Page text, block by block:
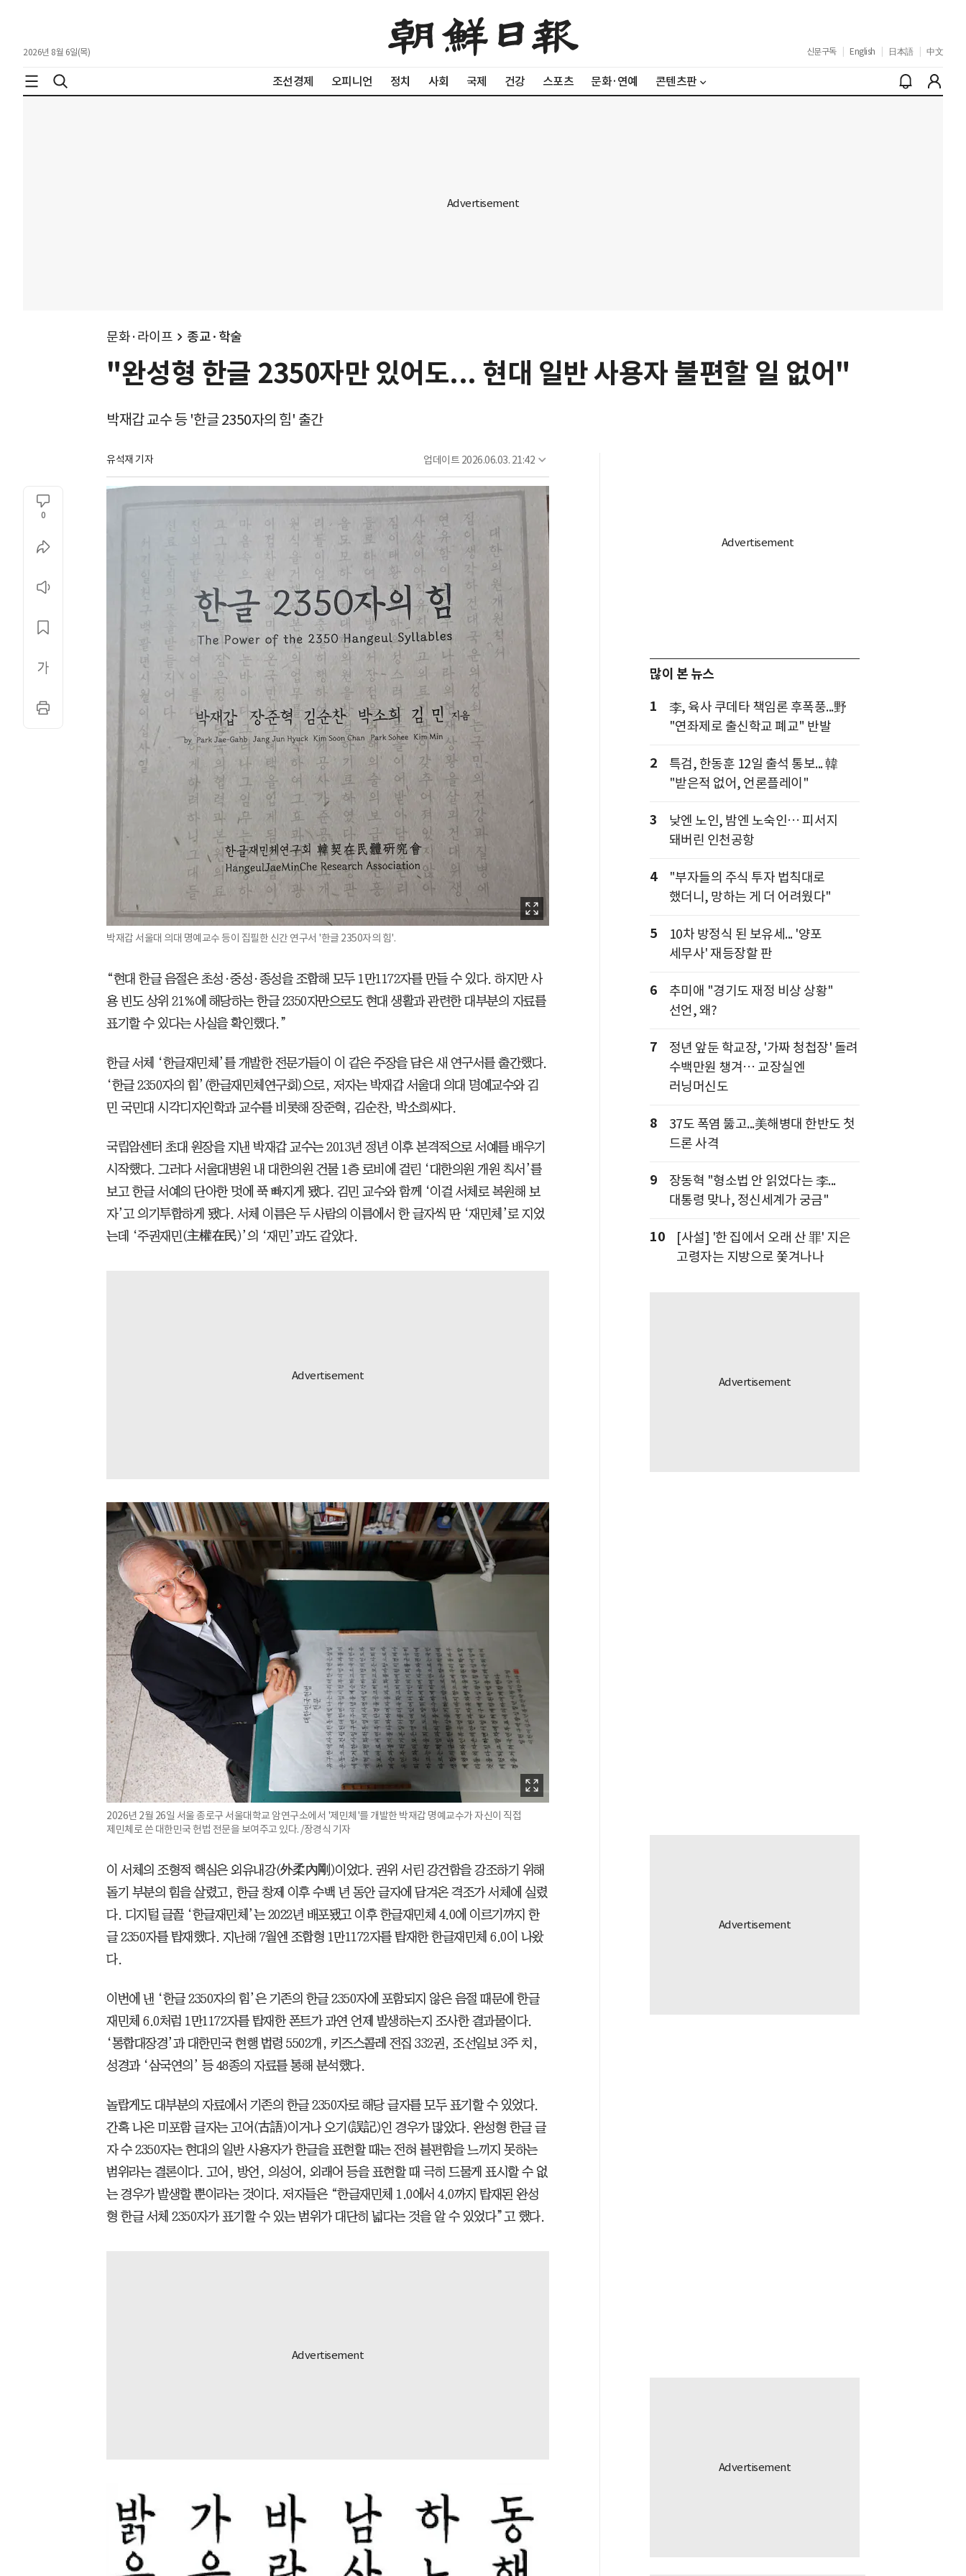
2026년 8월 6일(목) 신문구독 English 日本語 中文
조선경제 오피니언 정치 사회 국제 건강 스포츠 문화·연예 콘텐츠판
문화·라이프 종교·학술
"완성형 한글 2350자만 있어도... 현대 일반 사용자 불편할 일 없어"
박재갑 교수 등 '한글 2350자의 힘' 출간
유석재 기자 업데이트 2026.06.03. 21:42
0
박재갑 서울대 의대 명예교수 등이 집필한 신간 연구서 '한글 2350자의 힘'.
“현대 한글 음절은 초성·중성·종성을 조합해 모두 1만1172자를 만들 수 있다. 하지만 사
용 빈도 상위 21%에 해당하는 한글 2350자만으로도 현대 생활과 관련한 대부분의 자료를
표기할 수 있다는 사실을 확인했다.”
한글 서체 ‘한글재민체’를 개발한 전문가들이 이 같은 주장을 담은 새 연구서를 출간했다.
‘한글 2350자의 힘’(한글재민체연구회)으로, 저자는 박재갑 서울대 의대 명예교수와 김
민 국민대 시각디자인학과 교수를 비롯해 장준혁, 김순찬, 박소희씨다.
국립암센터 초대 원장을 지낸 박재갑 교수는 2013년 정년 이후 본격적으로 서예를 배우기
시작했다. 그러다 서울대병원 내 대한의원 건물 1층 로비에 걸린 ‘대한의원 개원 칙서’를
보고 한글 서예의 단아한 멋에 푹 빠지게 됐다. 김민 교수와 함께 ‘이걸 서체로 복원해 보
자’고 의기투합하게 됐다. 서체 이름은 두 사람의 이름에서 한 글자씩 딴 ‘재민체’로 지었
는데 ‘주권재민(主權在民)’의 ‘재민’과도 같았다.
2026년 2월 26일 서울 종로구 서울대학교 암연구소에서 '제민체'를 개발한 박재갑 명예교수가 자신이 직접
제민체로 쓴 대한민국 헌법 전문을 보여주고 있다. /장경식 기자
이 서체의 조형적 핵심은 외유내강(外柔內剛)이었다. 권위 서린 강건함을 강조하기 위해
돌기 부분의 힘을 살렸고, 한글 창제 이후 수백 년 동안 글자에 담겨온 격조가 서체에 실렸
다. 디지털 글꼴 ‘한글재민체’는 2022년 배포됐고 이후 한글재민체 4.0에 이르기까지 한
글 2350자를 탑재했다. 지난해 7월엔 조합형 1만1172자를 탑재한 한글재민체 6.0이 나왔
다.
이번에 낸 ‘한글 2350자의 힘’은 기존의 한글 2350자에 포함되지 않은 음절 때문에 한글
재민체 6.0처럼 1만1172자를 탑재한 폰트가 과연 언제 발생하는지 조사한 결과물이다.
‘통합대장경’과 대한민국 현행 법령 5502개, 키즈스콜레 전집 332권, 조선일보 3주 치,
성경과 ‘삼국연의’ 등 48종의 자료를 통해 분석했다.
놀랍게도 대부분의 자료에서 기존의 한글 2350자로 해당 글자를 모두 표기할 수 있었다.
간혹 나온 미포함 글자는 고어(古語)이거나 오기(誤記)인 경우가 많았다. 완성형 한글 글
자 수 2350자는 현대의 일반 사용자가 한글을 표현할 때는 전혀 불편함을 느끼지 못하는
범위라는 결론이다. 고어, 방언, 의성어, 외래어 등을 표현할 때 극히 드물게 표시할 수 없
는 경우가 발생할 뿐이라는 것이다. 저자들은 “한글재민체 1.0에서 4.0까지 탑재된 완성
형 한글 서체 2350자가 표기할 수 있는 범위가 대단히 넓다는 것을 알 수 있었다”고 했다.
많이 본 뉴스
1
李, 육사 쿠데타 책임론 후폭풍...野
"연좌제로 출신학교 폐교" 반발
2
특검, 한동훈 12일 출석 통보... 韓
"받은적 없어, 언론플레이"
3
낮엔 노인, 밤엔 노숙인… 피서지
돼버린 인천공항
4
"부자들의 주식 투자 법칙대로
했더니, 망하는 게 더 어려웠다"
5
10차 방정식 된 보유세... '양포
세무사' 재등장할 판
6
추미애 "경기도 재정 비상 상황"
선언, 왜?
7
정년 앞둔 학교장, '가짜 청첩장' 돌려
수백만원 챙겨… 교장실엔
러닝머신도
8
37도 폭염 뚫고...美해병대 한반도 첫
드론 사격
9
장동혁 "형소법 안 읽었다는 李...
대통령 맞나, 정신세계가 궁금"
10
[사설] '한 집에서 오래 산 罪' 지은
고령자는 지방으로 쫓겨나나